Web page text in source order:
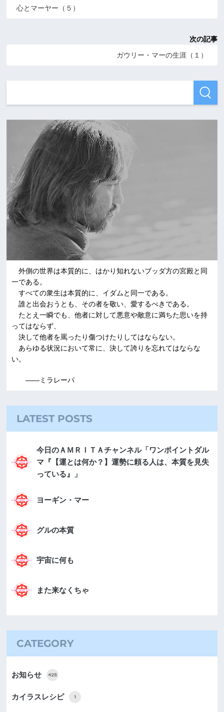
心とマーヤー（５）
次の記事
ガウリー・マーの生涯（１）
外側の世界は本質的に、はかり知れないブッダ方の宮殿と同
一である。
すべての衆生は本質的に、イダムと同一である。
誰と出会おうとも、その者を敬い、愛するべきである。
たとえ一瞬でも、他者に対して悪意や敵意に満ちた思いを持
ってはならず、
決して他者を罵ったり傷つけたりしてはならない。
あらゆる状況において常に、決して誇りを忘れてはならな
い。
――ミラレーパ
LATEST POSTS
今日のＡＭＲＩＴＡチャンネル「ワンポイントダル
マ『【運とは何か？】運勢に頼る人は、本質を見失
っている』」
ヨーギン・マー
グルの本質
宇宙に何も
また来なくちゃ
CATEGORY
お知らせ 425
カイラスレシピ 1